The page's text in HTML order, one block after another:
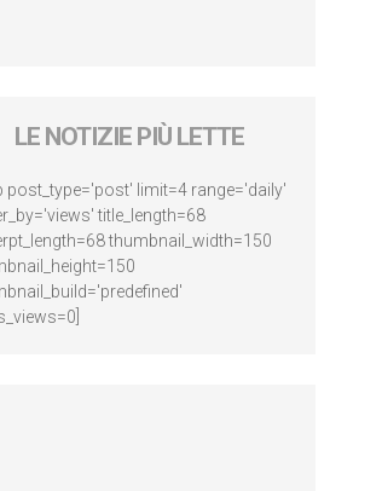
LE NOTIZIE PIÙ LETTE
post_type='post' limit=4 range='daily'
title_length=68
thumbnail_width=150